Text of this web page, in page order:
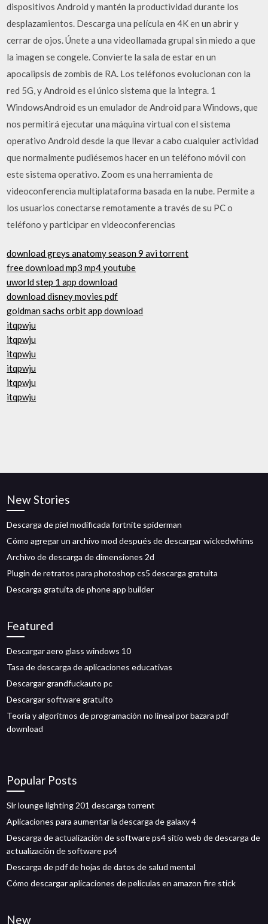
dispositivos Android y mantén la productividad durante los
desplazamientos. Descarga una película en 4K en un abrir y
cerrar de ojos. Únete a una videollamada grupal sin miedo a que
la imagen se congele. Convierte la sala de estar en un
apocalipsis de zombis de RA. Los teléfonos evolucionan con la
red 5G, y Android es el único sistema que la integra. 1
WindowsAndroid es un emulador de Android para Windows, que
nos permitirá ejecutar una máquina virtual con el sistema
operativo Android desde la que llevar a cabo cualquier actividad
que normalmente pudiésemos hacer en un teléfono móvil con
este sistema operativo. Zoom es una herramienta de
videoconferencia multiplataforma basada en la nube. Permite a
los usuarios conectarse remotamente a través de su PC o
teléfono y participar en videoconferencias
download greys anatomy season 9 avi torrent
free download mp3 mp4 youtube
uworld step 1 app download
download disney movies pdf
goldman sachs orbit app download
itqpwju
itqpwju
itqpwju
itqpwju
itqpwju
itqpwju
New Stories
Descarga de piel modificada fortnite spiderman
Cómo agregar un archivo mod después de descargar wickedwhims
Archivo de descarga de dimensiones 2d
Plugin de retratos para photoshop cs5 descarga gratuita
Descarga gratuita de phone app builder
Featured
Descargar aero glass windows 10
Tasa de descarga de aplicaciones educativas
Descargar grandfuckauto pc
Descargar software gratuito
Teoría y algoritmos de programación no lineal por bazara pdf
download
Popular Posts
Slr lounge lighting 201 descarga torrent
Aplicaciones para aumentar la descarga de galaxy 4
Descarga de actualización de software ps4 sitio web de descarga de
actualización de software ps4
Descarga de pdf de hojas de datos de salud mental
Cómo descargar aplicaciones de películas en amazon fire stick
New